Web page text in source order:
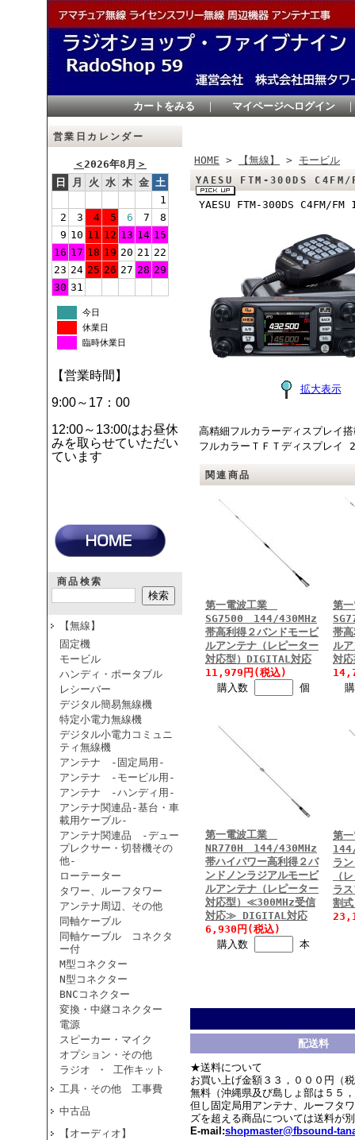
カートをみる ｜ マイページへログイン
営業日カレンダー
＜2026年8月 ＞
日
月 火 水 木 金 土
1
2
3 4 5 6 7
8
9 10 11 12 13 14 15
16 17 18 19 20 21 22
23 24 25 26 27 28 29
30 31
今日
休業日
臨時休業日
【営業時間】
9:00～17：00
12:00～13:00はお昼休
みを取らせていただい
ています
商品検索
【無線】
固定機
モービル
ハンディ・ポータブル
レシーバー
デジタル簡易無線機
特定小電力無線機
デジタル小電力コミュニ
ティ無線機
アンテナ -固定局用-
アンテナ -モービル用-
アンテナ -ハンディ用-
アンテナ関連品-基台・車
載用ケーブル-
アンテナ関連品 -デュー
プレクサー・切替機その
他-
ローテーター
タワー、ルーフタワー
アンテナ周辺、その他
同軸ケーブル
同軸ケーブル コネクタ
ー付
M型コネクター
N型コネクター
BNCコネクター
変換・中継コネクター
電源
スピーカー・マイク
オプション・その他
ラジオ ・ 工作キット
工具・その他 工事費
中古品
【オーディオ】
HOME > 【無線】 > モービル
YAESU FTM-300DS C4FM/
YAESU FTM-300DS C4FM/FM
拡大表示
高精細フルカラーディスプレイ
フルカラーＴＦＴディスプレイ
関連商品
第一電波工業
SG7500 144/430MHz
帯高利得２バンドモービ
ルアンテナ（レピーター
対応型）DIGITAL対応
11,979円(税込)
購入数
個
第
帯
ル
対
第一電波工業
NR770H 144/430MHz
帯ハイパワー高利得２バ
ンドノンラジアルモービ
ルアンテナ（レピーター
対応型）≪300MHz受信
対応≫ DIGITAL対応
6,930円(税込)
購入数
本
第
ラ
（
ラ
割
配送料
★送料について
お買い上げ金額３３，０００円（
無料（沖縄県及び島しょ部は５５
但し固定局用アンテナ、ルーフタ
ズを超える商品については送料が
E-mail:shopmaster@fbsound-